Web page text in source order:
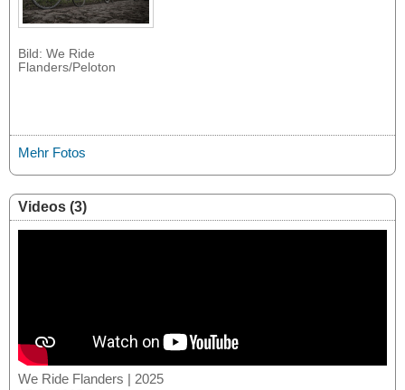
Bild: We Ride
Flanders/Peloton
Mehr Fotos
Videos (3)
We Ride Flanders | 2025